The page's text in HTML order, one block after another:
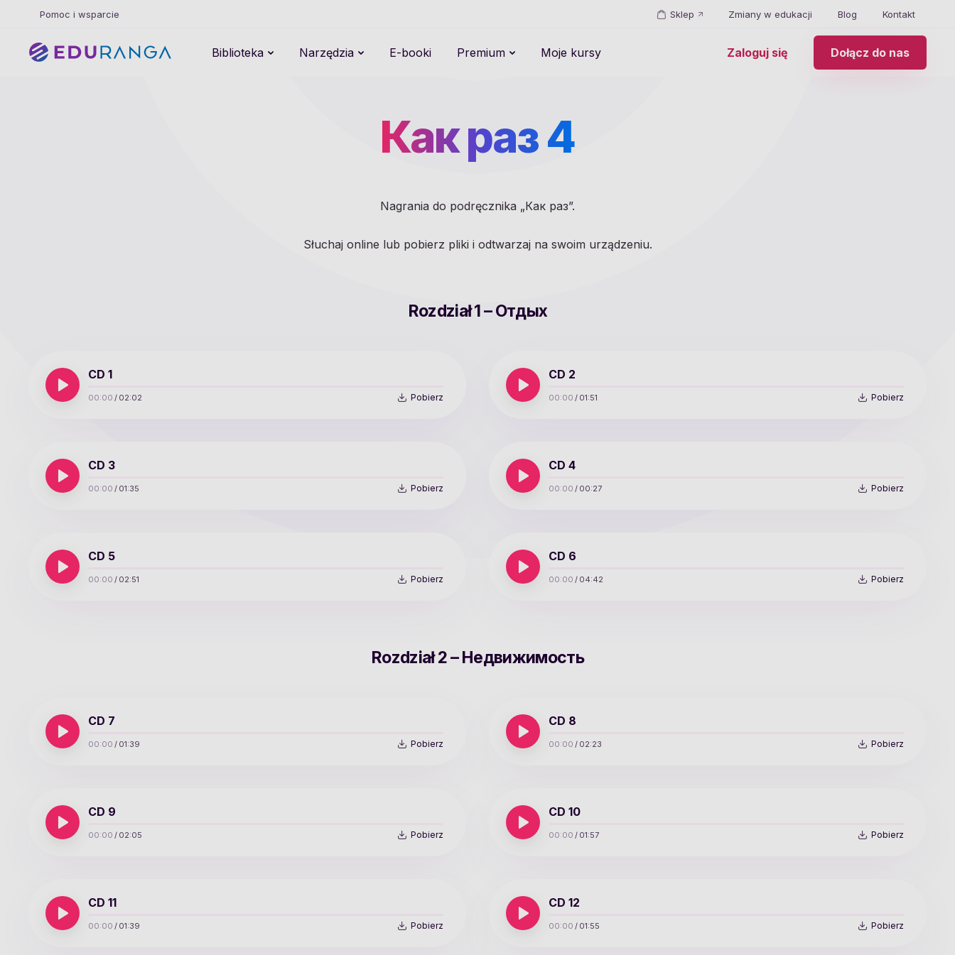
Pomoc i wsparcie Sklep Zmiany w edukacji Blog Kontakt
Biblioteka Narzędzia E-booki Premium Moje kursy Zaloguj się Dołącz do nas
Как раз 4
Nagrania do podręcznika „Как раз”.
Słuchaj online lub pobierz pliki i odtwarzaj na swoim urządzeniu.
Rozdział 1 – Отдых
CD 1
00:00 / 02:02 Pobierz
CD 2
00:00 / 01:51 Pobierz
CD 3
00:00 / 01:35 Pobierz
CD 4
00:00 / 00:27 Pobierz
CD 5
00:00 / 02:51 Pobierz
CD 6
00:00 / 04:42 Pobierz
Rozdział 2 – Недвижимость
CD 7
00:00 / 01:39 Pobierz
CD 8
00:00 / 02:23 Pobierz
CD 9
00:00 / 02:05 Pobierz
CD 10
00:00 / 01:57 Pobierz
CD 11
00:00 / 01:39 Pobierz
CD 12
00:00 / 01:55 Pobierz